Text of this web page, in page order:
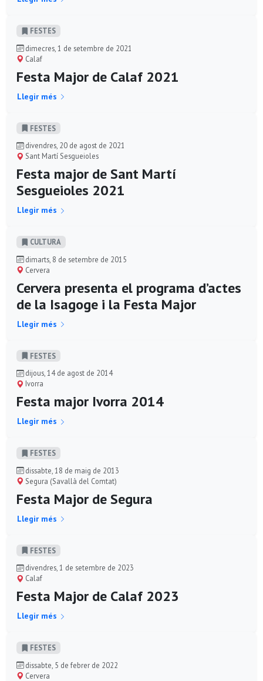
FESTES
dimecres, 1 de setembre de 2021
Calaf
Festa Major de Calaf 2021
Llegir més
FESTES
divendres, 20 de agost de 2021
Sant Martí Sesgueioles
Festa major de Sant Martí
Sesgueioles 2021
Llegir més
CULTURA
dimarts, 8 de setembre de 2015
Cervera
Cervera presenta el programa d’actes
de la Isagoge i la Festa Major
Llegir més
FESTES
dijous, 14 de agost de 2014
Ivorra
Festa major Ivorra 2014
Llegir més
FESTES
dissabte, 18 de maig de 2013
Segura (Savallà del Comtat)
Festa Major de Segura
Llegir més
FESTES
divendres, 1 de setembre de 2023
Calaf
Festa Major de Calaf 2023
Llegir més
FESTES
dissabte, 5 de febrer de 2022
Cervera